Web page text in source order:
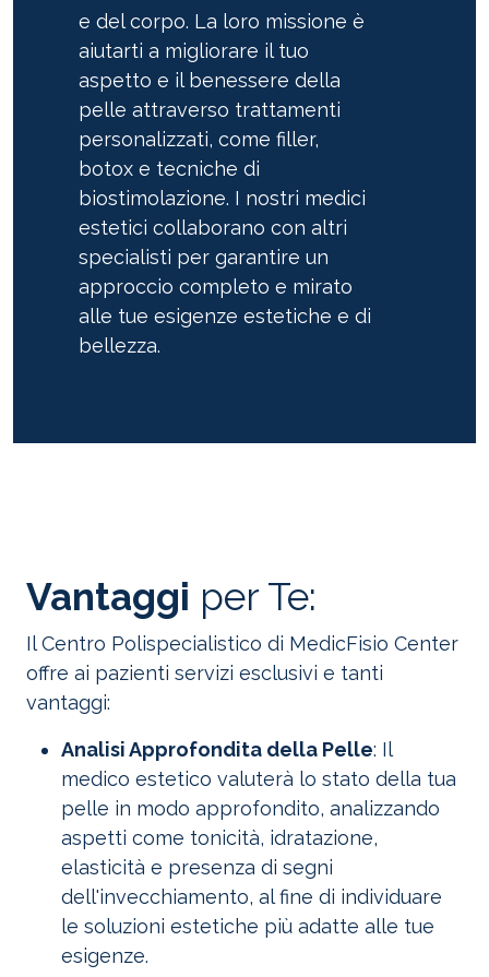
e del corpo. La loro missione è
aiutarti a migliorare il tuo
aspetto e il benessere della
pelle attraverso trattamenti
personalizzati, come filler,
botox e tecniche di
biostimolazione. I nostri medici
estetici collaborano con altri
specialisti per garantire un
approccio completo e mirato
alle tue esigenze estetiche e di
bellezza.
Vantaggi per Te:
Il Centro Polispecialistico di MedicFisio Center
offre ai pazienti servizi esclusivi e tanti
vantaggi:
Analisi Approfondita della Pelle: Il
medico estetico valuterà lo stato della tua
pelle in modo approfondito, analizzando
aspetti come tonicità, idratazione,
elasticità e presenza di segni
dell'invecchiamento, al fine di individuare
le soluzioni estetiche più adatte alle tue
esigenze.